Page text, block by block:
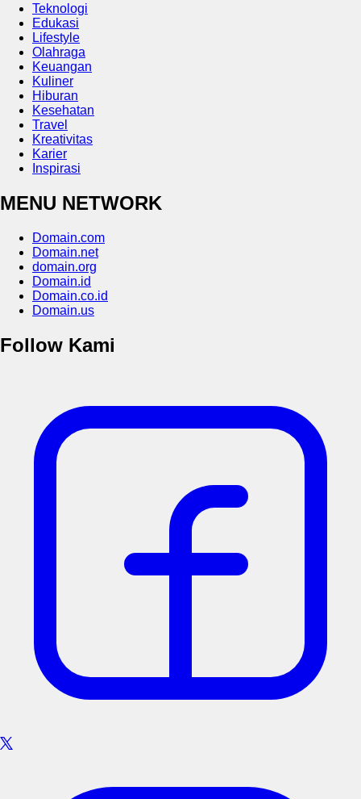
Teknologi
Edukasi
Lifestyle
Olahraga
Keuangan
Kuliner
Hiburan
Kesehatan
Travel
Kreativitas
Karier
Inspirasi
MENU NETWORK
Domain.com
Domain.net
domain.org
Domain.id
Domain.co.id
Domain.us
Follow Kami